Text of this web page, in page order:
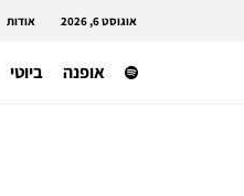
אוגוסט 6, 2026 אודות
אופנה ביוטי